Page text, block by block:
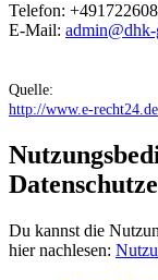
Telefon:
E-Mail:
Quelle:
http://www.e-recht24.de
Du kannst die
hier nachlesen: